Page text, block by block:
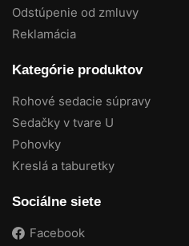
Odstúpenie od zmluvy
Reklamácia
Kategórie produktov
Rohové sedacie súpravy
Sedačky v tvare U
Pohovky
Kreslá a taburetky
Sociálne siete
Facebook